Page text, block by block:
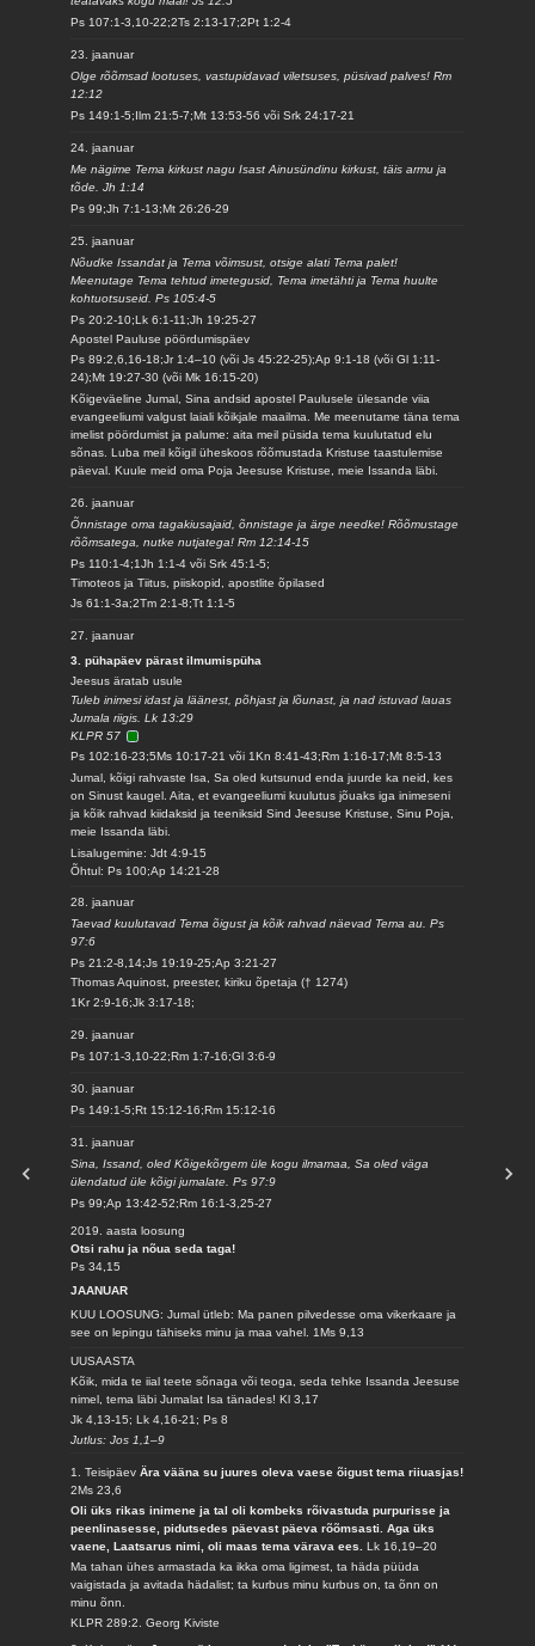
Ps 107:1-3,10-22;2Ts 2:13-17;2Pt 1:2-4
23. jaanuar
Olge rõõmsad lootuses, vastupidavad viletsuses, püsivad palves! Rm
12:12
Ps 149:1-5;Ilm 21:5-7;Mt 13:53-56 või Srk 24:17-21
24. jaanuar
Me nägime Tema kirkust nagu Isast Ainusündinu kirkust, täis armu ja
tõde. Jh 1:14
Ps 99;Jh 7:1-13;Mt 26:26-29
25. jaanuar
Nõudke Issandat ja Tema võimsust, otsige alati Tema palet!
Meenutage Tema tehtud imetegusid, Tema imetähti ja Tema huulte
kohtuotsuseid. Ps 105:4-5
Ps 20:2-10;Lk 6:1-11;Jh 19:25-27
Apostel Pauluse pöördumispäev
Ps 89:2,6,16-18;Jr 1:4–10 (või Js 45:22-25);Ap 9:1-18 (või Gl 1:11-
24);Mt 19:27-30 (või Mk 16:15-20)
Kõigeväeline Jumal, Sina andsid apostel Paulusele ülesande viia
evangeeliumi valgust laiali kõikjale maailma. Me meenutame täna tema
imelist pöördumist ja palume: aita meil püsida tema kuulutatud elu
sõnas. Luba meil kõigil üheskoos rõõmustada Kristuse taastulemise
päeval. Kuule meid oma Poja Jeesuse Kristuse, meie Issanda läbi.
26. jaanuar
Õnnistage oma tagakiusajaid, õnnistage ja ärge needke! Rõõmustage
rõõmsatega, nutke nutjatega! Rm 12:14-15
Ps 110:1-4;1Jh 1:1-4 või Srk 45:1-5;
Timoteos ja Tiitus, piiskopid, apostlite õpilased
Js 61:1-3a;2Tm 2:1-8;Tt 1:1-5
27. jaanuar
3. pühapäev pärast ilmumispüha
Jeesus äratab usule
Tuleb inimesi idast ja läänest, põhjast ja lõunast, ja nad istuvad lauas
Jumala riigis. Lk 13:29
KLPR 57
Ps 102:16-23;5Ms 10:17-21 või 1Kn 8:41-43;Rm 1:16-17;Mt 8:5-13
Jumal, kõigi rahvaste Isa, Sa oled kutsunud enda juurde ka neid, kes
on Sinust kaugel. Aita, et evangeeliumi kuulutus jõuaks iga inimeseni
ja kõik rahvad kiidaksid ja teeniksid Sind Jeesuse Kristuse, Sinu Poja,
meie Issanda läbi.
Lisalugemine: Jdt 4:9-15
Õhtul: Ps 100;Ap 14:21-28
28. jaanuar
Taevad kuulutavad Tema õigust ja kõik rahvad näevad Tema au. Ps
97:6
Ps 21:2-8,14;Js 19:19-25;Ap 3:21-27
Thomas Aquinost, preester, kiriku õpetaja († 1274)
1Kr 2:9-16;Jk 3:17-18;
29. jaanuar
Ps 107:1-3,10-22;Rm 1:7-16;Gl 3:6-9
30. jaanuar
Ps 149:1-5;Rt 15:12-16;Rm 15:12-16
31. jaanuar
Sina, Issand, oled Kõigekõrgem üle kogu ilmamaa, Sa oled väga
ülendatud üle kõigi jumalate. Ps 97:9
Ps 99;Ap 13:42-52;Rm 16:1-3,25-27
2019. aasta loosung
Otsi rahu ja nõua seda taga!
Ps 34,15
JAANUAR
KUU LOOSUNG: Jumal ütleb: Ma panen pilvedesse oma vikerkaare ja
see on lepingu tähiseks minu ja maa vahel. 1Ms 9,13
UUSAASTA
Kõik, mida te iial teete sõnaga või teoga, seda tehke Issanda Jeesuse
nimel, tema läbi Jumalat Isa tänades!Kl 3,17
Jk 4,13-15; Lk 4,16-21; Ps 8
Jutlus: Jos 1,1–9
1. TeisipäevÄra vääna su juures oleva vaese õigust tema riiuasjas!
2Ms 23,6
Oli üks rikas inimene ja tal oli kombeks rõivastuda purpurisse ja
peenlinasesse, pidutsedes päevast päeva rõõmsasti. Aga üks
vaene, Laatsarus nimi, oli maas tema värava ees.Lk 16,19–20
Ma tahan ühes armastada ka ikka oma ligimest, ta häda püüda
vaigistada ja avitada hädalist; ta kurbus minu kurbus on, ta õnn on
minu õnn.
KLPR 289:2. Georg Kiviste